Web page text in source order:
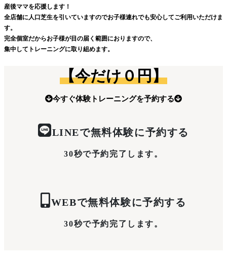
産後ママを応援します！
全店舗に人口芝生を引いていますのでお子様連れでも安心してご利用いただけま
す。
完全個室だからお子様が目の届く範囲におりますので、
集中してトレーニングに取り組めます。
【今だけ０円】
今すぐ体験トレーニングを予約する
LINEで無料体験に予約する
30秒で予約完了します。
WEBで無料体験に予約する
30秒で予約完了します。